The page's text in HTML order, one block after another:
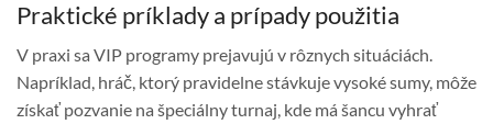
Praktické príklady a prípady použitia
V praxi sa VIP programy prejavujú v rôznych situáciách.
Napríklad, hráč, ktorý pravidelne stávkuje vysoké sumy, môže
získať pozvanie na špeciálny turnaj, kde má šancu vyhrať